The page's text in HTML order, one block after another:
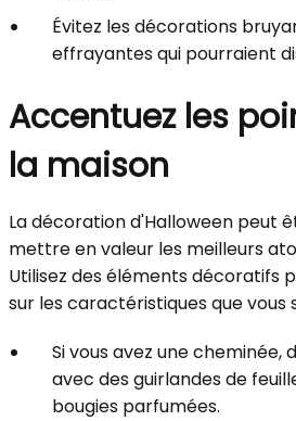
Évitez les décorations
effrayantes qui pourraient
Accentuez les
la maison
La décoration d'Halloween peut
mettre en valeur les meilleurs
Utilisez des éléments décoratifs
sur les caractéristiques que vous
Si vous avez une cheminée,
avec des guirlandes de
bougies parfumées.